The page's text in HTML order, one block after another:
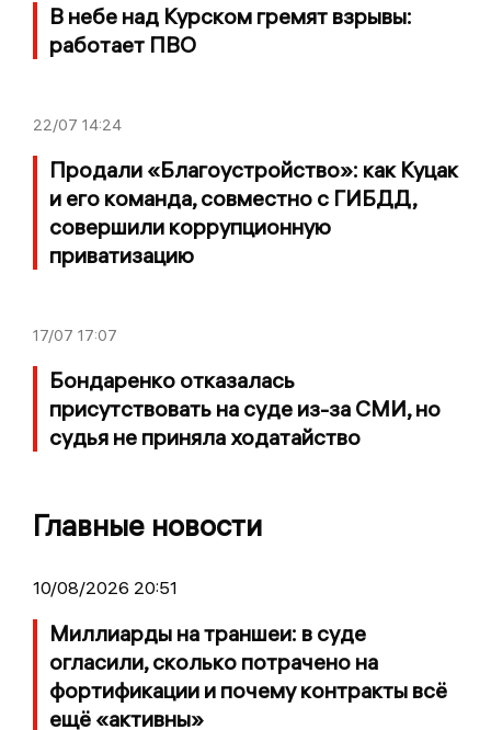
В небе над Курском гремят взрывы:
работает ПВО
22/07 14:24
Продали «Благоустройство»: как Куцак
и его команда, совместно с ГИБДД,
совершили коррупционную
приватизацию
17/07 17:07
Бондаренко отказалась
присутствовать на суде из-за СМИ, но
судья не приняла ходатайство
Главные новости
10/08/2026 20:51
Миллиарды на траншеи: в суде
огласили, сколько потрачено на
фортификации и почему контракты всё
ещё «активны»